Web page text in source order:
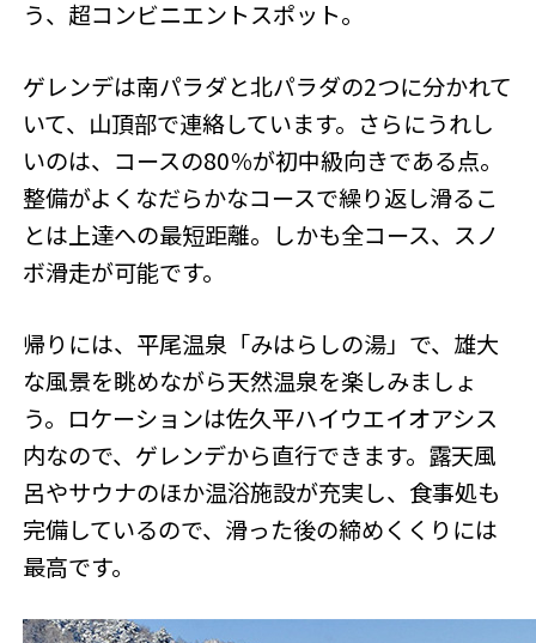
う、超コンビニエントスポット。
ゲレンデは南パラダと北パラダの2つに分かれて
いて、山頂部で連絡しています。さらにうれし
いのは、コースの80％が初中級向きである点。
整備がよくなだらかなコースで繰り返し滑るこ
とは上達への最短距離。しかも全コース、スノ
ボ滑走が可能です。
帰りには、平尾温泉「みはらしの湯」で、雄大
な風景を眺めながら天然温泉を楽しみましょ
う。ロケーションは佐久平ハイウエイオアシス
内なので、ゲレンデから直行できます。露天風
呂やサウナのほか温浴施設が充実し、食事処も
完備しているので、滑った後の締めくくりには
最高です。